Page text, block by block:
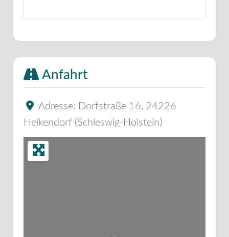
Anfahrt
Adresse: Dorfstraße 16, 24226
Heikendorf (Schleswig-Holstein)